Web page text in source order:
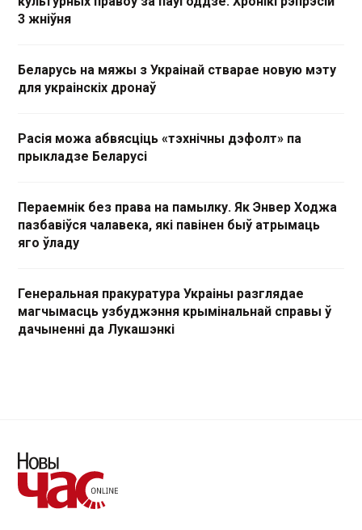
3 жніўня
Беларусь на мяжы з Украінай стварае новую мэту
для украінскіх дронаў
Расія можа абвясціць «тэхнічны дэфолт» па
прыкладзе Беларусі
Пераемнік без права на памылку. Як Энвер Ходжа
пазбавіўся чалавека, які павінен быў атрымаць
яго ўладу
Генеральная пракуратура Украіны разглядае
магчымасць узбуджэння крымінальнай справы ў
дачыненні да Лукашэнкі